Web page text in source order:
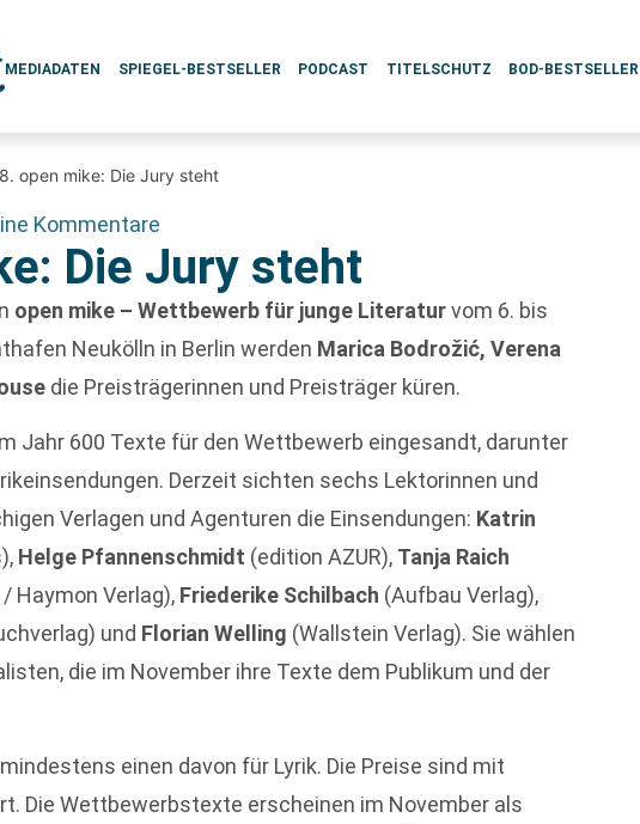
MEDIADATEN SPIEGEL-BESTSELLER PODCAST TITELSCHUTZ BOD-BESTSELLER
open mike: Die Jury steht
Kommentare
Die Jury steht
open mike – Wettbewerb für junge Literaturvom 6. bis
Neukölln in Berlin werden Marica Bodrožić, Verena
die Preisträgerinnen und Preisträger küren.
Jahr 600 Texte für den Wettbewerb eingesandt, darunter
Derzeit sichten sechs Lektorinnen und
Verlagen und Agenturen die Einsendungen: Katrin
Helge Pfannenschmidt (edition AZUR), Tanja Raich
Haymon Verlag), Friederike Schilbach (Aufbau Verlag),
und Florian Welling (Wallstein Verlag). Sie wählen
die im November ihre Texte dem Publikum und der
einen davon für Lyrik. Die Preise sind mit
Die Wettbewerbstexte erscheinen im November als